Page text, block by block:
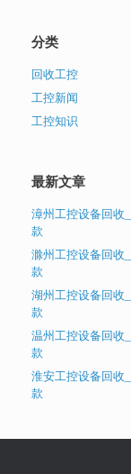
分类
回收工控
工控新闻
工控知识
最新文章
漳州工控设备回收
款
滁州工控设备回收
款
湖州工控设备回收
款
温州工控设备回收
款
淮安工控设备回收
款